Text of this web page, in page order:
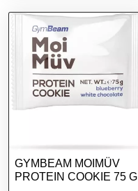
GYMBEAM MOIMÜV
PROTEIN COOKIE 75 G